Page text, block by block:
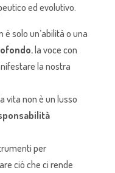
ed evolutivo.
è solo un’abilità o una
, la voce con
la nostra
vita non è un lusso
per
ciò che ci rende